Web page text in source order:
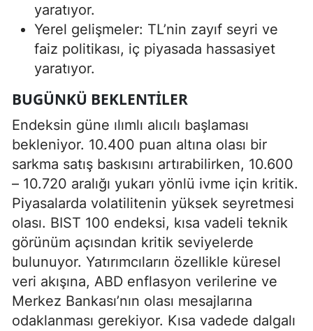
yaratıyor.
Yerel gelişmeler: TL’nin zayıf seyri ve
faiz politikası, iç piyasada hassasiyet
yaratıyor.
BUGÜNKÜ BEKLENTILER
Endeksin güne ılımlı alıcılı başlaması
bekleniyor. 10.400 puan altına olası bir
sarkma satış baskısını artırabilirken, 10.600
– 10.720 aralığı yukarı yönlü ivme için kritik.
Piyasalarda volatilitenin yüksek seyretmesi
olası. BIST 100 endeksi, kısa vadeli teknik
görünüm açısından kritik seviyelerde
bulunuyor. Yatırımcıların özellikle küresel
veri akışına, ABD enflasyon verilerine ve
Merkez Bankası’nın olası mesajlarına
odaklanması gerekiyor. Kısa vadede dalgalı